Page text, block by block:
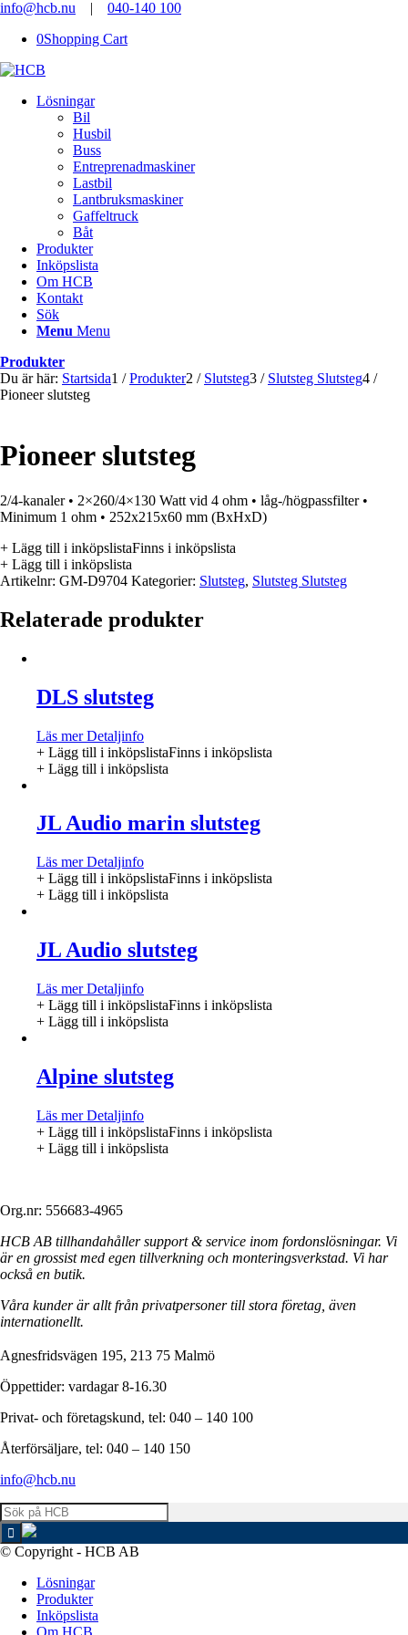
info@hcb.nu | 040-140 100
0Shopping Cart
Lösningar
Bil
Husbil
Buss
Entreprenadmaskiner
Lastbil
Lantbruksmaskiner
Gaffeltruck
Båt
Produkter
Inköpslista
Om HCB
Kontakt
Sök
Menu Menu
Produkter
Du är här: Startsida1 / Produkter2 / Slutsteg3 / Slutsteg Slutsteg4 /
Pioneer slutsteg
Pioneer slutsteg
2/4-kanaler • 2×260/4×130 Watt vid 4 ohm • låg-/högpassfilter •
Minimum 1 ohm • 252x215x60 mm (BxHxD)
+ Lägg till i inköpslistaFinns i inköpslista
+ Lägg till i inköpslista
Artikelnr: GM-D9704 Kategorier: Slutsteg, Slutsteg Slutsteg
Relaterade produkter
DLS slutsteg
Läs merDetaljinfo
+ Lägg till i inköpslistaFinns i inköpslista
+ Lägg till i inköpslista
JL Audio marin slutsteg
Läs merDetaljinfo
+ Lägg till i inköpslistaFinns i inköpslista
+ Lägg till i inköpslista
JL Audio slutsteg
Läs merDetaljinfo
+ Lägg till i inköpslistaFinns i inköpslista
+ Lägg till i inköpslista
Alpine slutsteg
Läs merDetaljinfo
+ Lägg till i inköpslistaFinns i inköpslista
+ Lägg till i inköpslista
Org.nr: 556683-4965
HCB AB tillhandahåller support & service inom fordonslösningar. Vi
är en grossist med egen tillverkning och monteringsverkstad. Vi har
också en butik.
Våra kunder är allt från privatpersoner till stora företag, även
internationellt.
Agnesfridsvägen 195, 213 75 Malmö
Öppettider: vardagar 8-16.30
Privat- och företagskund, tel: 040 – 140 100
Återförsäljare, tel: 040 – 140 150
info@hcb.nu
© Copyright - HCB AB
Lösningar
Produkter
Inköpslista
Om HCB